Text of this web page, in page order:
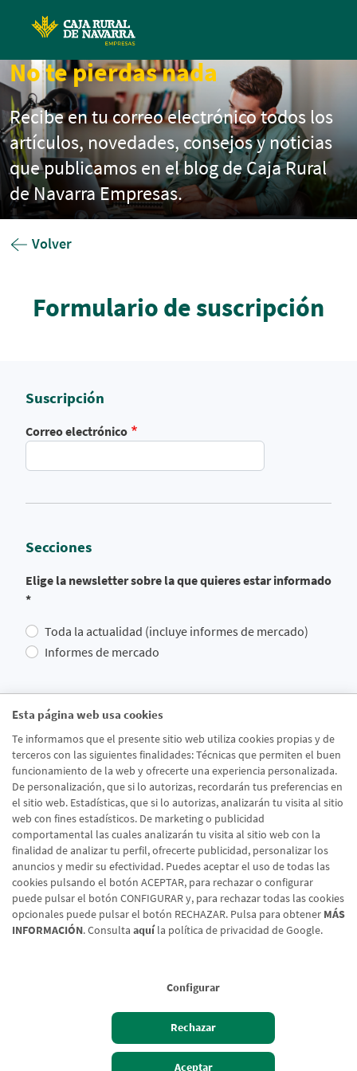
Esta página web usa cookies
Te informamos que el presente sitio web utiliza cookies propias y de
terceros con las siguientes finalidades: Técnicas que permiten el buen
funcionamiento de la web y ofrecerte una experiencia personalizada.
De personalización, que si lo autorizas, recordarán tus preferencias en
el sitio web. Estadísticas, que si lo autorizas, analizarán tu visita al sitio
web con fines estadísticos. De marketing o publicidad
comportamental las cuales analizarán tu visita al sitio web con la
finalidad de analizar tu perfil, ofrecerte publicidad, personalizar los
anuncios y medir su efectividad. Puedes aceptar el uso de todas las
cookies pulsando el botón ACEPTAR, para rechazar o configurar
puede pulsar el botón CONFIGURAR y, para rechazar todas las cookies
opcionales puede pulsar el botón RECHAZAR. Pulsa para obtener MÁS
INFORMACIÓN. Consulta aquíla política de privacidad de Google.
Configurar
Rechazar
Aceptar
No te pierdas nada
Recibe en tu correo electrónico todos los
artículos, novedades, consejos y noticias
que publicamos en el blog de Caja Rural
de Navarra Empresas.
Volver
Formulario de suscripción
Suscripción
Correo electrónico
Secciones
Elige la newsletter sobre la que quieres estar informado
*
Toda la actualidad (incluye informes de mercado)
Informes de mercado
He leído y acepto laPolítica de Protección de Datos
Usuarios Web
Enviar formulario
Aviso legal
Política de cookies
Protección de Datos